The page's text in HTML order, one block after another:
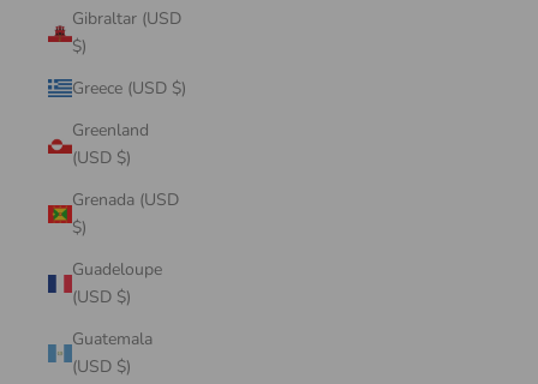
Gibraltar (USD
$)
Greece (USD $)
Greenland
(USD $)
Grenada (USD
$)
Guadeloupe
(USD $)
Guatemala
(USD $)